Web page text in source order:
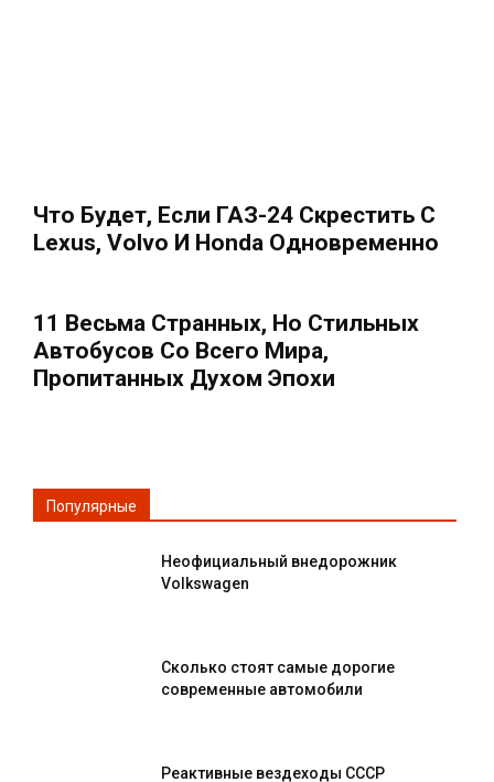
Что Будет, Если ГАЗ-24 Скрестить С
Lexus, Volvo И Honda Одновременно
11 Весьма Странных, Но Стильных
Автобусов Со Всего Мира,
Пропитанных Духом Эпохи
Популярные
Неофициальный внедорожник
Volkswagen
Сколько стоят самые дорогие
современные автомобили
Реактивные вездеходы СССР